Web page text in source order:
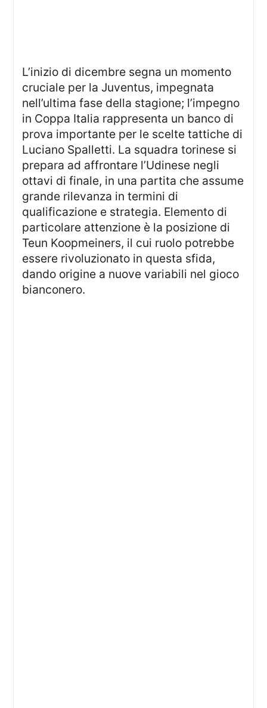
L’inizio di dicembre segna un momento
cruciale per la Juventus, impegnata
nell’ultima fase della stagione; l’impegno
in Coppa Italia rappresenta un banco di
prova importante per le scelte tattiche di
Luciano Spalletti. La squadra torinese si
prepara ad affrontare l’Udinese negli
ottavi di finale, in una partita che assume
grande rilevanza in termini di
qualificazione e strategia. Elemento di
particolare attenzione è la posizione di
Teun Koopmeiners, il cui ruolo potrebbe
essere rivoluzionato in questa sfida,
dando origine a nuove variabili nel gioco
bianconero.